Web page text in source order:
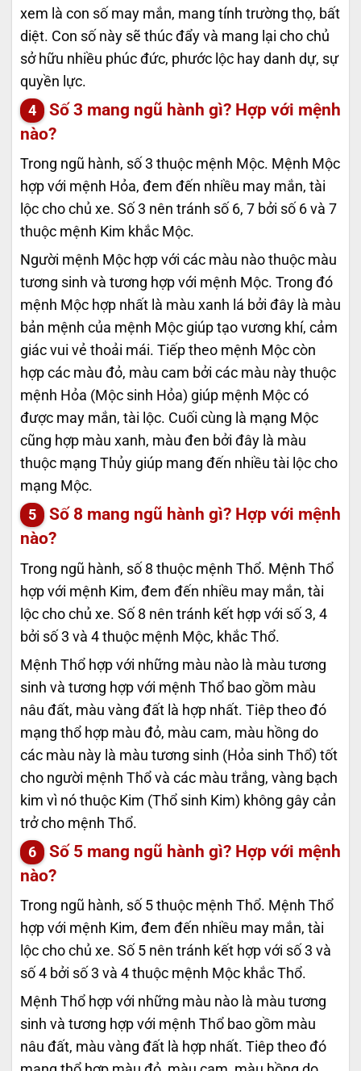
xem là con số may mắn, mang tính trường thọ, bất
diệt. Con số này sẽ thúc đẩy và mang lại cho chủ
sở hữu nhiều phúc đức, phước lộc hay danh dự, sự
quyền lực.
Số 3 mang ngũ hành gì? Hợp với mệnh
nào?
Trong ngũ hành, số 3 thuộc mệnh Mộc. Mệnh Mộc
hợp với mệnh Hỏa, đem đến nhiều may mắn, tài
lộc cho chủ xe. Số 3 nên tránh số 6, 7 bởi số 6 và 7
thuộc mệnh Kim khắc Mộc.
Người mệnh Mộc hợp với các màu nào thuộc màu
tương sinh và tương hợp với mệnh Mộc. Trong đó
mệnh Mộc hợp nhất là màu xanh lá bởi đây là màu
bản mệnh của mệnh Mộc giúp tạo vương khí, cảm
giác vui vẻ thoải mái. Tiếp theo mệnh Mộc còn
hợp các màu đỏ, màu cam bởi các màu này thuộc
mệnh Hỏa (Mộc sinh Hỏa) giúp mệnh Mộc có
được may mắn, tài lộc. Cuối cùng là mạng Mộc
cũng hợp màu xanh, màu đen bởi đây là màu
thuộc mạng Thủy giúp mang đến nhiều tài lộc cho
mạng Mộc.
Số 8 mang ngũ hành gì? Hợp với mệnh
nào?
Trong ngũ hành, số 8 thuộc mệnh Thổ. Mệnh Thổ
hợp với mệnh Kim, đem đến nhiều may mắn, tài
lộc cho chủ xe. Số 8 nên tránh kết hợp với số 3, 4
bởi số 3 và 4 thuộc mệnh Mộc, khắc Thổ.
Mệnh Thổ hợp với những màu nào là màu tương
sinh và tương hợp với mệnh Thổ bao gồm màu
nâu đất, màu vàng đất là hợp nhất. Tiêp theo đó
mạng thổ hợp màu đỏ, màu cam, màu hồng do
các màu này là màu tương sinh (Hỏa sinh Thổ) tốt
cho người mệnh Thổ và các màu trắng, vàng bạch
kim vì nó thuộc Kim (Thổ sinh Kim) không gây cản
trở cho mệnh Thổ.
Số 5 mang ngũ hành gì? Hợp với mệnh
nào?
Trong ngũ hành, số 5 thuộc mệnh Thổ. Mệnh Thổ
hợp với mệnh Kim, đem đến nhiều may mắn, tài
lộc cho chủ xe. Số 5 nên tránh kết hợp với số 3 và
số 4 bởi số 3 và 4 thuộc mệnh Mộc khắc Thổ.
Mệnh Thổ hợp với những màu nào là màu tương
sinh và tương hợp với mệnh Thổ bao gồm màu
nâu đất, màu vàng đất là hợp nhất. Tiêp theo đó